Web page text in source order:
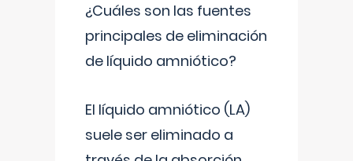
¿Cuáles son las fuentes
principales de eliminación
de líquido amniótico?
El líquido amniótico (LA)
suele ser eliminado a